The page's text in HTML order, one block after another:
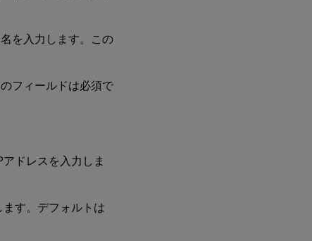
を入力します。この
フィールドは必須で
ドレスを入力しま
す。デフォルトは